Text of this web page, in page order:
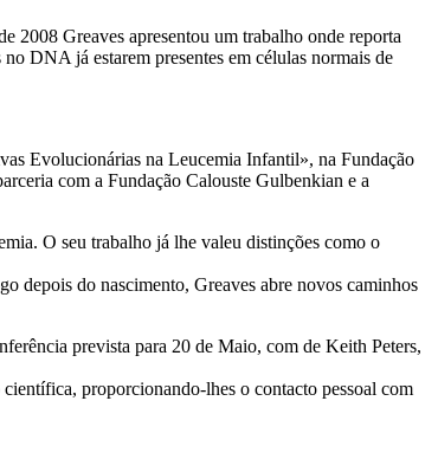
2008 Greaves apresentou um trabalho onde reporta
DNA já estarem presentes em células normais de
Evolucionárias na Leucemia Infantil», na Fundação
com a Fundação Calouste Gulbenkian e a
O seu trabalho já lhe valeu distinções como o
depois do nascimento, Greaves abre novos caminhos
prevista para 20 de Maio, com de Keith Peters,
proporcionando-lhes o contacto pessoal com